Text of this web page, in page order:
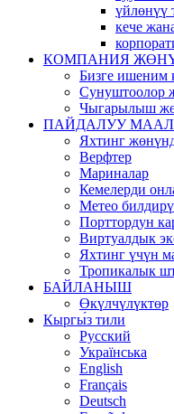
үйлөнүү
кече
КОМПАНИЯ
Бизге ишеним
Сунуштоолор
Чыгарылыш
ПАЙДАЛУУ
Яхтинг
Верфтер
Мариналар
Кемелерди
Метео
Порттордун
Виртуалдык
Яхтинг үчүн
Тропикалык
БАЙЛАНЫШ
Өкүлчүлүктөр
Кыргы́з тили
Русский
Українська
English
Français
Deutsch